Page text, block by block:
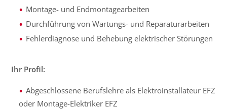
Montage- und Endmontagearbeiten
Durchführung von Wartungs- und Reparaturarbeiten
Fehlerdiagnose und Behebung elektrischer Störungen
Ihr Profil:
Abgeschlossene Berufslehre als Elektroinstallateur EFZ
oder Montage-Elektriker EFZ